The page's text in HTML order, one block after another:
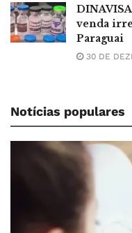
venda
Paraguai
30 DE
Notícias populares